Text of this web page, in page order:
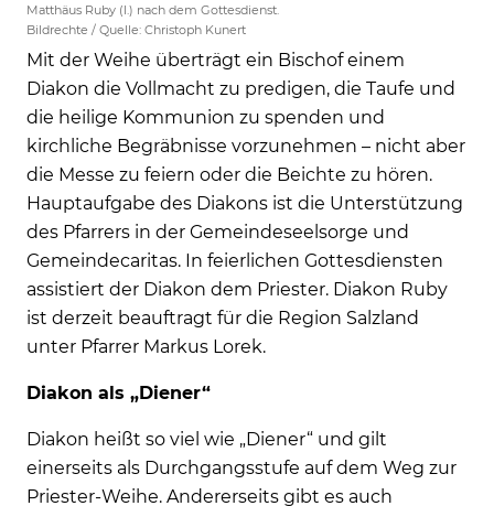
Matthäus Ruby (l.) nach dem Gottesdienst.
Bildrechte / Quelle: Christoph Kunert
Mit der Weihe überträgt ein Bischof einem
Diakon die Vollmacht zu predigen, die Taufe und
die heilige Kommunion zu spenden und
kirchliche Begräbnisse vorzunehmen – nicht aber
die Messe zu feiern oder die Beichte zu hören.
Hauptaufgabe des Diakons ist die Unterstützung
des Pfarrers in der Gemeindeseelsorge und
Gemeindecaritas. In feierlichen Gottesdiensten
assistiert der Diakon dem Priester. Diakon Ruby
ist derzeit beauftragt für die Region Salzland
unter Pfarrer Markus Lorek.
Diakon als „Diener“
Diakon heißt so viel wie „Diener“ und gilt
einerseits als Durchgangsstufe auf dem Weg zur
Priester-Weihe. Andererseits gibt es auch